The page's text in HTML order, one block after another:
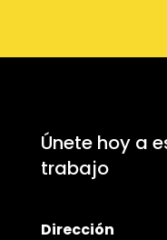
Únete hoy a
trabajo
Dirección